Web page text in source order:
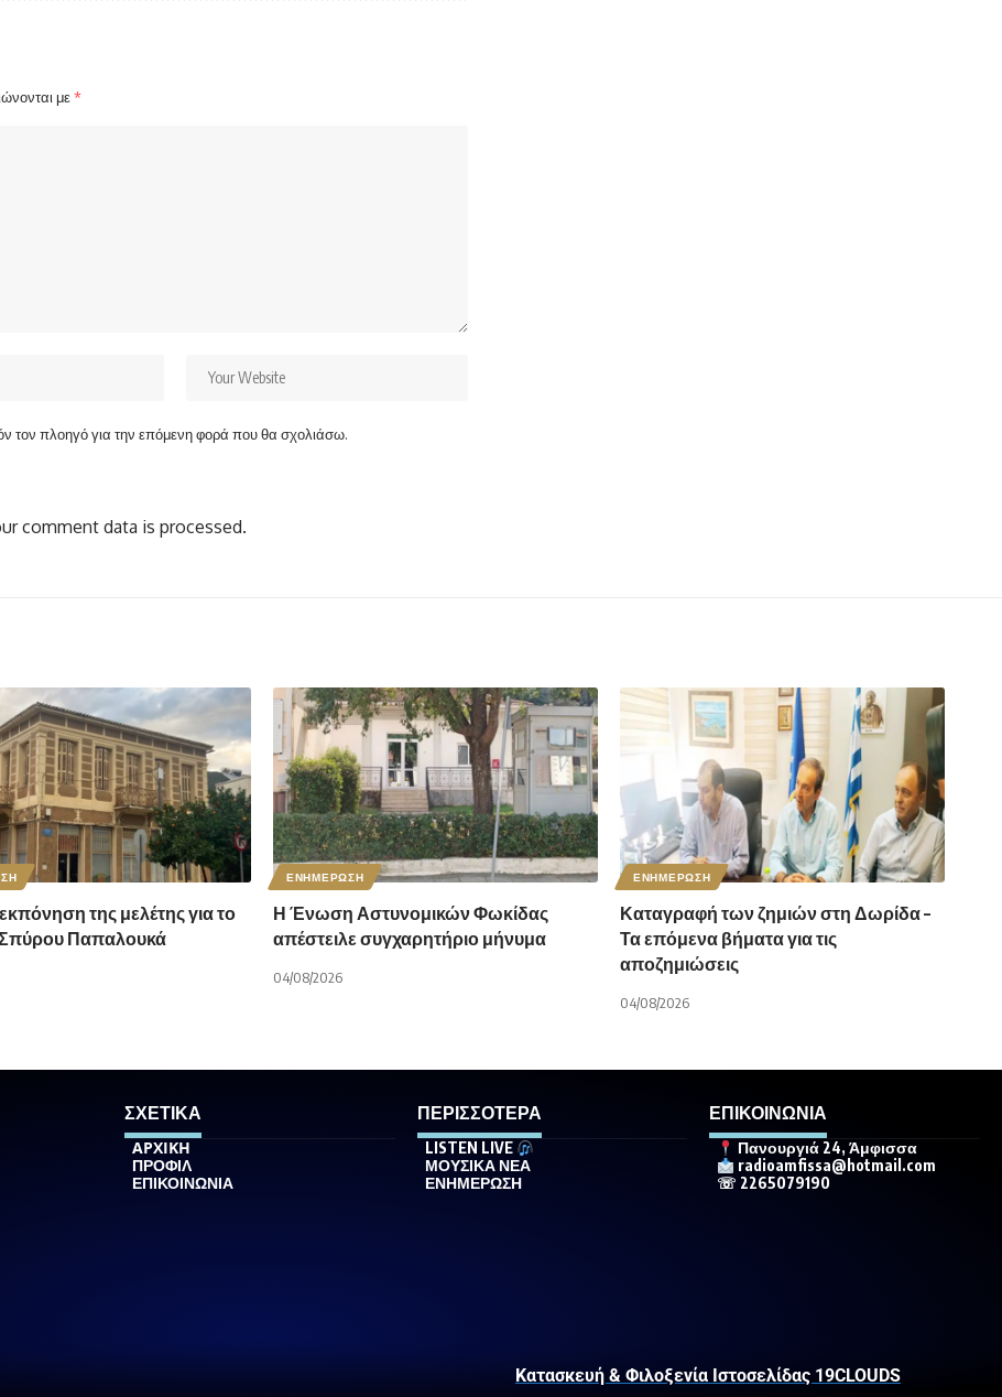
με*
τον πλοηγό για την επόμενη φορά που θα σχολιάσω.
comment data is processed.
της μελέτης για το
Παπαλουκά
ΕΝΗΜΕΡΩΣΗ
Η Ένωση Αστυνομικών Φωκίδας
απέστειλε συγχαρητήριο μήνυμα
04/08/2026
ΕΝΗΜΕΡΩΣΗ
Καταγραφή των ζημιών στη Δωρίδα –
Τα επόμενα βήματα για τις
αποζημιώσεις
04/08/2026
ΣΧΕΤΙΚΑ
ΑΡΧΙΚΗ
ΠΡΟΦΙΛ
ΕΠΙΚΟΙΝΩΝΙΑ
ΠΕΡΙΣΣΟΤΕΡΑ
LISTEN LIVE
ΜΟΥΣΙΚΑ ΝΕΑ
ΕΝΗΜΕΡΩΣΗ
ΕΠΙΚΟΙΝΩΝΙΑ
Πανουργιά 24, Άμφισσα
radioamfissa@hotmail.com
☏ 2265079190
Κατασκευή & Φιλοξενία Ιστοσελίδας 19CLOUDS